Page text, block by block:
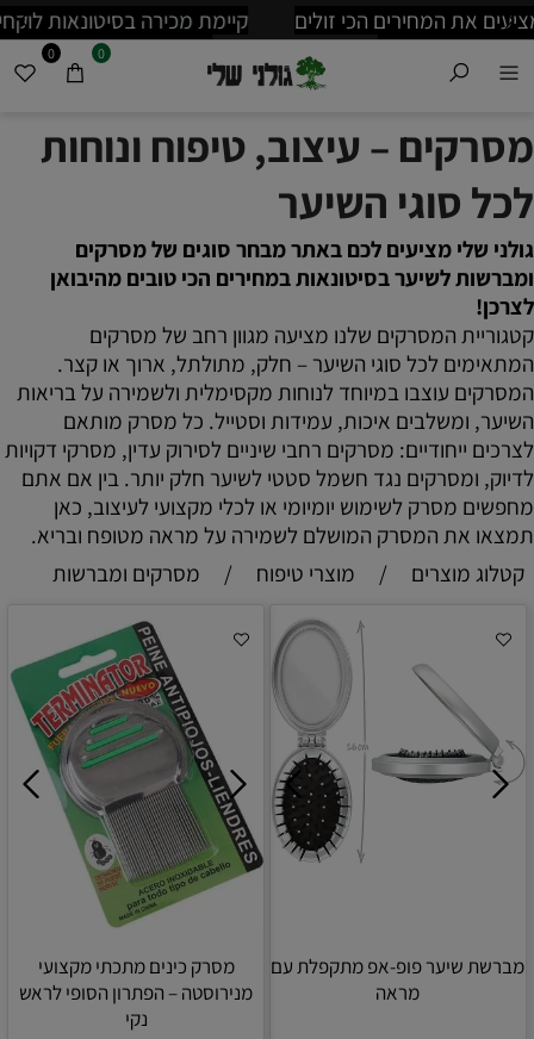
קיימת מכירה בסיטונאות לוקחים 24 י"ח מדגם והמחיר יורד
משמעותית לפרטים נוספים בווצאפ: 0535257066
0 0
מסרקים – עיצוב, טיפוח ונוחות
לכל סוגי השיער
גולני שלי מציעים לכם באתר מבחר סוגים של מסרקים
ומברשות לשיער בסיטונאות במחירים הכי טובים מהיבואן
לצרכן!
קטגוריית המסרקים שלנו מציעה מגוון רחב של מסרקים
המתאימים לכל סוגי השיער – חלק, מתולתל, ארוך או קצר.
המסרקים עוצבו במיוחד לנוחות מקסימלית ולשמירה על בריאות
השיער, ומשלבים איכות, עמידות וסטייל. כל מסרק מותאם
לצרכים ייחודיים: מסרקים רחבי שיניים לסירוק עדין, מסרקי דקויות
לדיוק, ומסרקים נגד חשמל סטטי לשיער חלק יותר. בין אם אתם
מחפשים מסרק לשימוש יומיומי או לכלי מקצועי לעיצוב, כאן
תמצאו את המסרק המושלם לשמירה על מראה מטופח ובריא.
קטלוג מוצרים
/ מוצרי טיפוח / מסרקים ומברשות
מברשת שיער פופ-אפ מתקפלת עם
מראה
מסרק כינים מתכתי מקצועי
מנירוסטה – הפתרון הסופי לראש
נקי